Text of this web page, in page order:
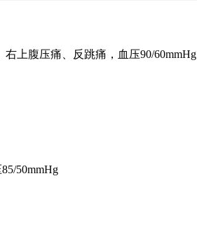
上腹压痛、反跳痛，血压90/60mmHg
50mmHg